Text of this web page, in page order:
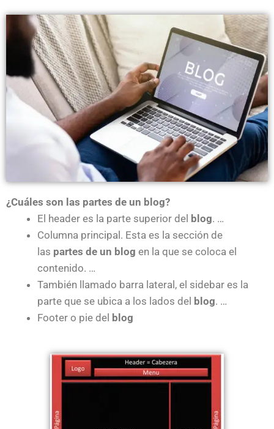
¿Cuáles son las partes de un blog?
El header es la parte superior del blog. …
Columna principal. Esta es la sección de
las partes de un blog en la que se coloca el
contenido. …
También llamado barra lateral, el sidebar es la
parte que se ubica a los lados del blog. …
Footer o pie del blog